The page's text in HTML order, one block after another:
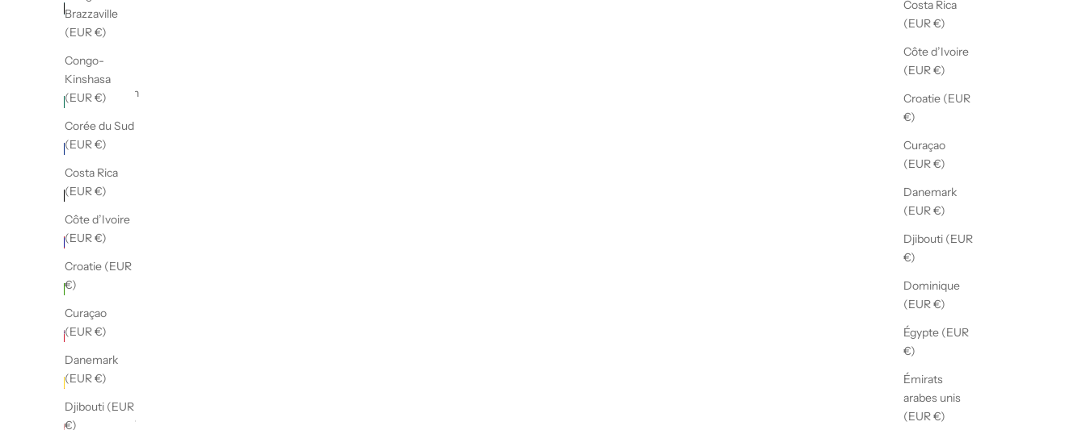
Costa Rica
(EUR €)
Côte d’Ivoire
(EUR €)
Croatie (EUR
€)
Curaçao
(EUR €)
Danemark
(EUR €)
Djibouti (EUR
€)
Dominique
(EUR €)
Égypte (EUR
€)
Émirats
arabes unis
(EUR €)
Brazzaville
(EUR €)
Congo-
Kinshasa
(EUR €)
Corée du Sud
(EUR €)
Costa Rica
(EUR €)
Côte d’Ivoire
(EUR €)
Croatie (EUR
€)
Curaçao
(EUR €)
Danemark
(EUR €)
Djibouti (EUR
€)
(EUR €)
(EUR €)
Bangladesh
Barbade
Belgique
Belize
Bermudes
Bhoutan
Biélorussie